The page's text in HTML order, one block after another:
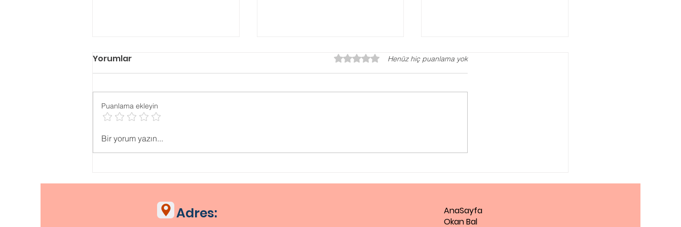
Psikolojik ONLİNE TESTLER
Değerlendirme Testi
Ne Zaman Almalısınız?
Yorumlar 5 üzerinden 0 yıldızHenüz hiç puanlama yok
Puanlama ekleyin
Bir yorum yazın...
Adres:
AnaSayfa
Okan Bal